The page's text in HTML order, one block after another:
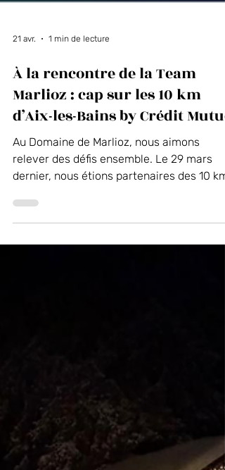
21 avr. 1 min de lecture
À la rencontre de la Team
Marlioz : cap sur les 10 km
d’Aix-les-Bains by Crédit
Au Domaine de Marlioz, nous aimons
dernier, nous étions partenaires des 10 km
d’Aix-les-Bains by Crédit Mutuel, et